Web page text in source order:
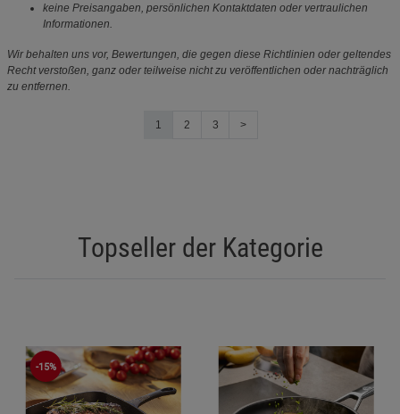
keine Preisangaben, persönlichen Kontaktdaten oder vertraulichen
Informationen.
Wir behalten uns vor, Bewertungen, die gegen diese Richtlinien oder geltendes
Recht verstoßen, ganz oder teilweise nicht zu veröffentlichen oder nachträglich
zu entfernen.
1 2 3 >
Topseller der Kategorie
-15%